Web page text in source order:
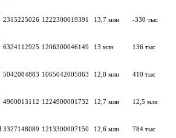
2315225026 1222300019391 13,7 млн -330 тыс
6324112925 1206300046149 13 млн 136 тыс
5042084883 1065042005863 12,8 млн 410 тыс
4900013112 1224900001732 12,7 млн 12,5 млн
3327148089 1213300007150 12,6 млн 784 тыс